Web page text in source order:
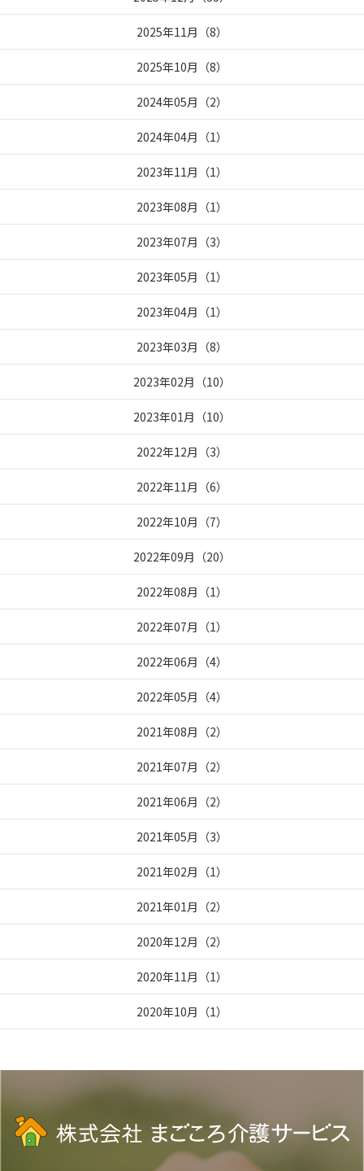
2025年11月 （8）
2025年10月 （8）
2024年05月 （2）
2024年04月 （1）
2023年11月 （1）
2023年08月 （1）
2023年07月 （3）
2023年05月 （1）
2023年04月 （1）
2023年03月 （8）
2023年02月 （10）
2023年01月 （10）
2022年12月 （3）
2022年11月 （6）
2022年10月 （7）
2022年09月 （20）
2022年08月 （1）
2022年07月 （1）
2022年06月 （4）
2022年05月 （4）
2021年08月 （2）
2021年07月 （2）
2021年06月 （2）
2021年05月 （3）
2021年02月 （1）
2021年01月 （2）
2020年12月 （2）
2020年11月 （1）
2020年10月 （1）